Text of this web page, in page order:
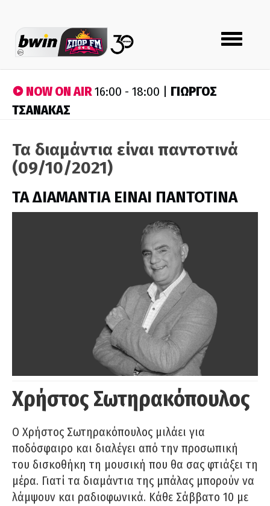
Toggle
navigation
NOW ON AIR16:00 - 18:00 | ΓΙΩΡΓΟΣ
ΤΣΑΝΑΚΑΣ
Τα διαμάντια είναι παντοτινά
(09/10/2021)
ΤΑ ΔΙΑΜΑΝΤΙΑ ΕΙΝΑΙ ΠΑΝΤΟΤΙΝΑ
Χρήστος Σωτηρακόπουλος
Ο Χρήστος Σωτηρακόπουλος μιλάει για
ποδόσφαιρο και διαλέγει από την προσωπική
του δισκοθήκη τη μουσική που θα σας φτιάξει τη
μέρα. Γιατί τα διαμάντια της μπάλας μπορούν να
λάμψουν και ραδιοφωνικά. Κάθε Σάββατο 10 με